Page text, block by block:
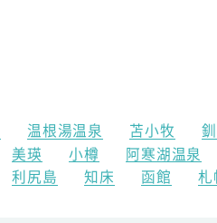
温根湯温泉 苫小牧
美瑛 小樽 阿寒湖温泉
利尻島 知床 函館 札